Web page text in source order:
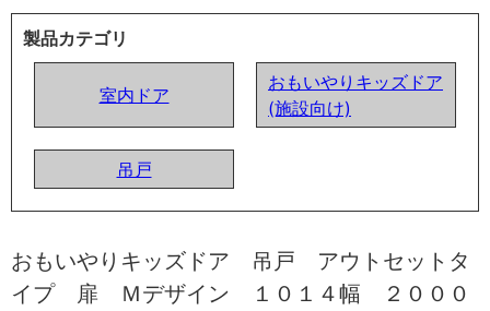
製品カテゴリ
室内ドア
おもいやりキッズドア
(施設向け)
吊戸
おもいやりキッズドア 吊戸 アウトセットタ
イプ 扉 Ｍデザイン １０１４幅 ２０００